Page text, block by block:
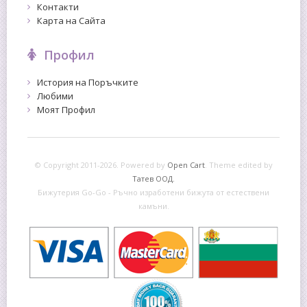
Контакти
Карта на Сайта
Профил
История на Поръчките
Любими
Моят Профил
© Copyright 2011-2026. Powered by Open Cart. Theme edited by
Татев ООД.
Бижутерия Go-Go - Ръчно изработени бижута от естествени
камъни.